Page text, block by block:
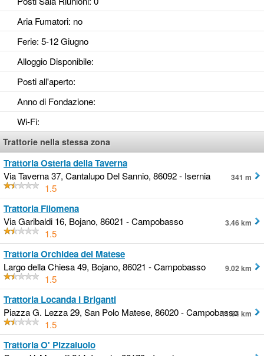
Aria Fumatori: no
Ferie: 5-12 Giugno
Alloggio Disponibile:
Posti all'aperto:
Anno di Fondazione:
Wi-Fi:
Trattorie nella stessa zona
Trattoria Osteria della Taverna
Via Taverna 37, Cantalupo Del Sannio, 86092 - Isernia
1.5
341 m
Trattoria Filomena
Via Garibaldi 16, Bojano, 86021 - Campobasso
1.5
3.46 km
Trattoria Orchidea del Matese
Largo della Chiesa 49, Bojano, 86021 - Campobasso
1.5
9.02 km
Trattoria Locanda I Briganti
Piazza G. Lezza 29, San Polo Matese, 86020 - Campobasso
1.5
11.64 km
Trattoria O' Pizzaiuolo